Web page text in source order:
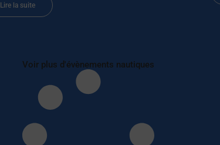
Lire la suite
Voir plus d'évènements nautiques